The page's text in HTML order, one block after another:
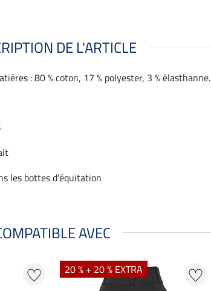
DE L'ARTICLE
: 80 % coton, 17 % polyester, 3 % élasthanne.
les bottes d'équitation
AVEC
20 % + 20 % EXTRA